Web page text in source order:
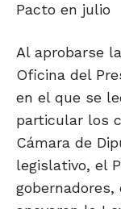
Pacto en julio
Al aprobarse
Oficina del
en el que se
particular los
Cámara de
legislativo, el